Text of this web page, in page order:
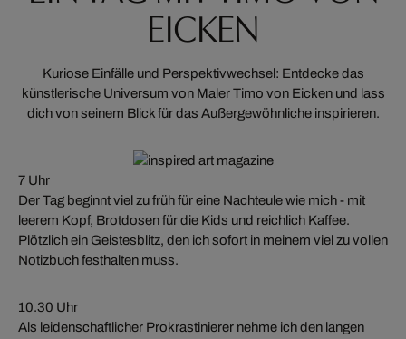
EICKEN
Kuriose Einfälle und Perspektivwechsel: Entdecke das
künstlerische Universum von Maler Timo von Eicken und lass
dich von seinem Blick für das Außergewöhnliche inspirieren.
7 Uhr
Der Tag beginnt viel zu früh für eine Nachteule wie mich - mit
leerem Kopf, Brotdosen für die Kids und reichlich Kaffee.
Plötzlich ein Geistesblitz, den ich sofort in meinem viel zu vollen
Notizbuch festhalten muss.
10.30 Uhr
Als leidenschaftlicher Prokrastinierer nehme ich den langen